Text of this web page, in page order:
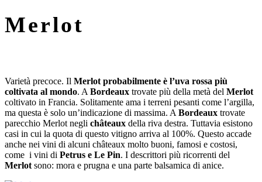
Merlot
Varietà precoce. Il Merlot probabilmente è l’uva rossa più
coltivata al mondo. A Bordeaux trovate più della metà del Merlot
coltivato in Francia. Solitamente ama i terreni pesanti come l’argilla,
ma questa è solo un’indicazione di massima. A Bordeaux trovate
parecchio Merlot negli châteaux della riva destra. Tuttavia esistono
casi in cui la quota di questo vitigno arriva al 100%. Questo accade
anche nei vini di alcuni châteaux molto buoni, famosi e costosi,
come i vini di Petrus e Le Pin. I descrittori più ricorrenti del
Merlot sono: mora e prugna e una parte balsamica di anice.